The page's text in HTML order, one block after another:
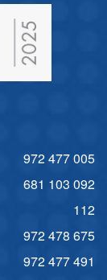
972 477 005
681 103 092
112
972 478 675
972 477 491